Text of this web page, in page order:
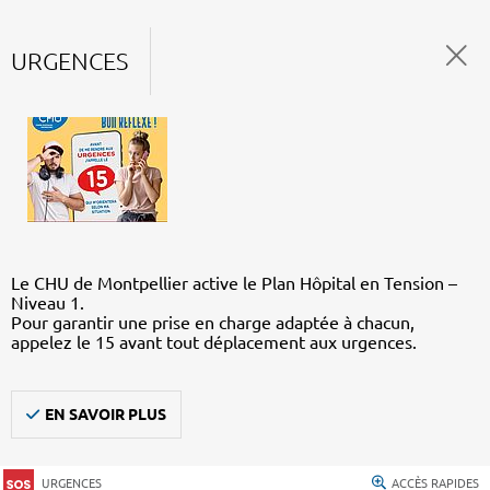
URGENCES
Le CHU de Montpellier active le Plan Hôpital en Tension –
Niveau 1.
Pour garantir une prise en charge adaptée à chacun,
appelez le 15 avant tout déplacement aux urgences.
EN SAVOIR PLUS
URGENCES ACCÈS RAPIDES